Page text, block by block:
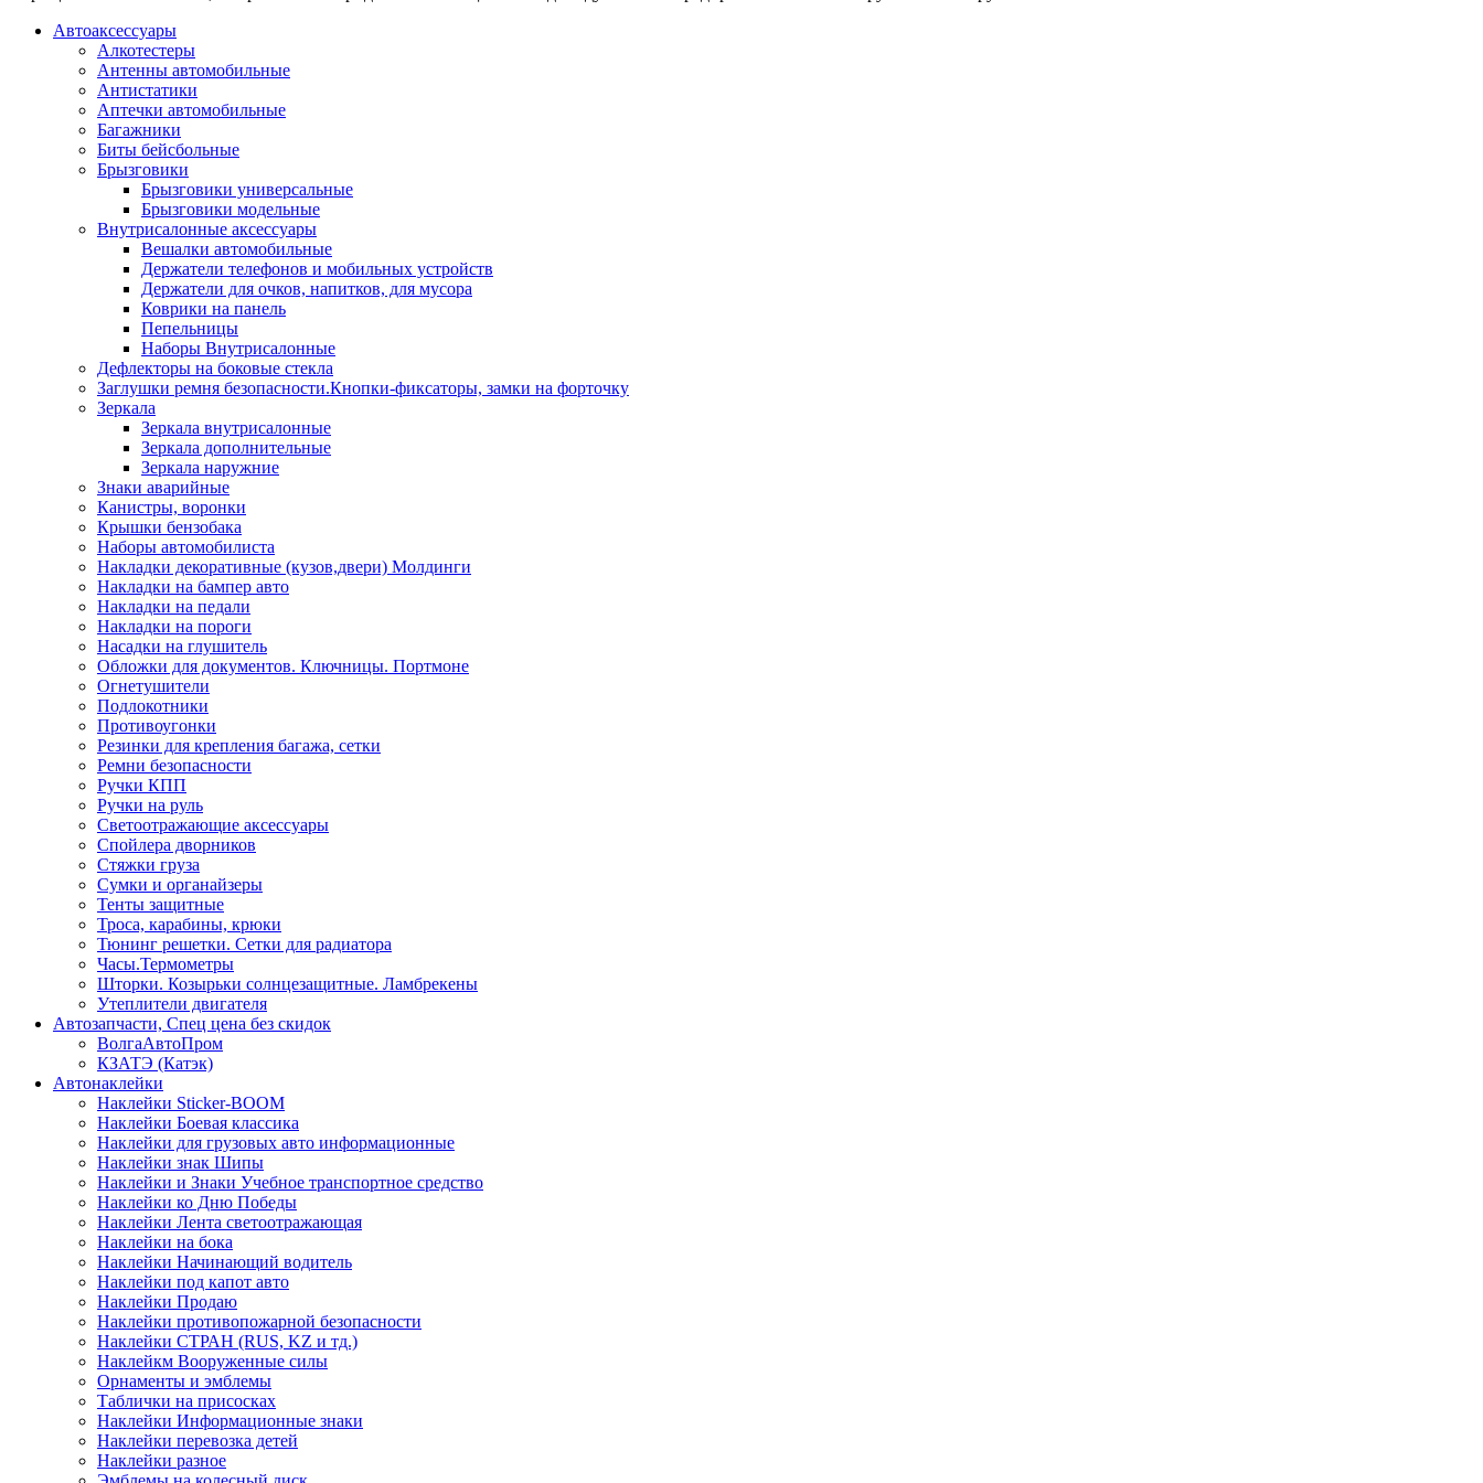
Автоаксессуары
Алкотестеры
Антенны автомобильные
Антистатики
Аптечки автомобильные
Багажники
Биты бейсбольные
Брызговики
Брызговики универсальные
Брызговики модельные
Внутрисалонные аксессуары
Вешалки автомобильные
Держатели телефонов и мобильных устройств
Держатели для очков, напитков, для мусора
Коврики на панель
Пепельницы
Наборы Внутрисалонные
Дефлекторы на боковые стекла
Заглушки ремня безопасности.Кнопки-фиксаторы, замки на форточку
Зеркала
Зеркала внутрисалонные
Зеркала дополнительные
Зеркала наружние
Знаки аварийные
Канистры, воронки
Крышки бензобака
Наборы автомобилиста
Накладки декоративные (кузов,двери) Молдинги
Накладки на бампер авто
Накладки на педали
Накладки на пороги
Насадки на глушитель
Обложки для документов. Ключницы. Портмоне
Огнетушители
Подлокотники
Противоугонки
Резинки для крепления багажа, сетки
Ремни безопасности
Ручки КПП
Ручки на руль
Светоотражающие аксессуары
Спойлера дворников
Стяжки груза
Сумки и органайзеры
Тенты защитные
Троса, карабины, крюки
Тюнинг решетки. Сетки для радиатора
Часы.Термометры
Шторки. Козырьки солнцезащитные. Ламбрекены
Утеплители двигателя
Автозапчасти, Спец цена без скидок
ВолгаАвтоПром
КЗАТЭ (Катэк)
Автонаклейки
Наклейки Sticker-BOOM
Наклейки Боевая классика
Наклейки для грузовых авто информационные
Наклейки знак Шипы
Наклейки и Знаки Учебное транспортное средство
Наклейки ко Дню Победы
Наклейки Лента светоотражающая
Наклейки на бока
Наклейки Начинающий водитель
Наклейки под капот авто
Наклейки Продаю
Наклейки противопожарной безопасности
Наклейки СТРАН (RUS, KZ и тд.)
Наклейкм Вооруженные силы
Орнаменты и эмблемы
Таблички на присосках
Наклейки Информационные знаки
Наклейки перевозка детей
Наклейки разное